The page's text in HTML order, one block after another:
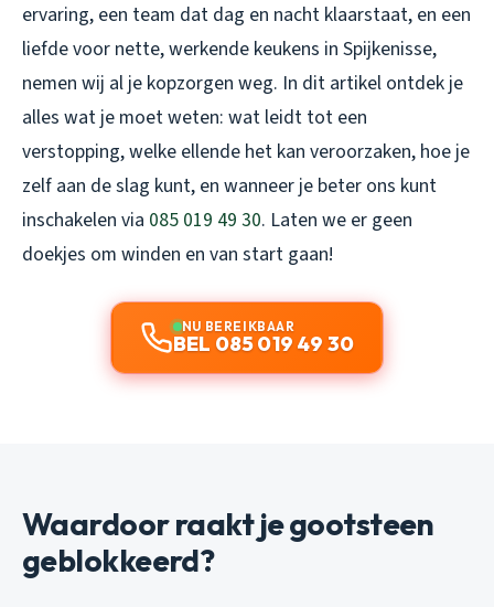
ervaring, een team dat dag en nacht klaarstaat, en een
liefde voor nette, werkende keukens in Spijkenisse,
nemen wij al je kopzorgen weg. In dit artikel ontdek je
alles wat je moet weten: wat leidt tot een
verstopping, welke ellende het kan veroorzaken, hoe je
zelf aan de slag kunt, en wanneer je beter ons kunt
inschakelen via 085 019 49 30. Laten we er geen
doekjes om winden en van start gaan!
NU BEREIKBAAR
BEL 085 019 49 30
Waardoor raakt je gootsteen
geblokkeerd?